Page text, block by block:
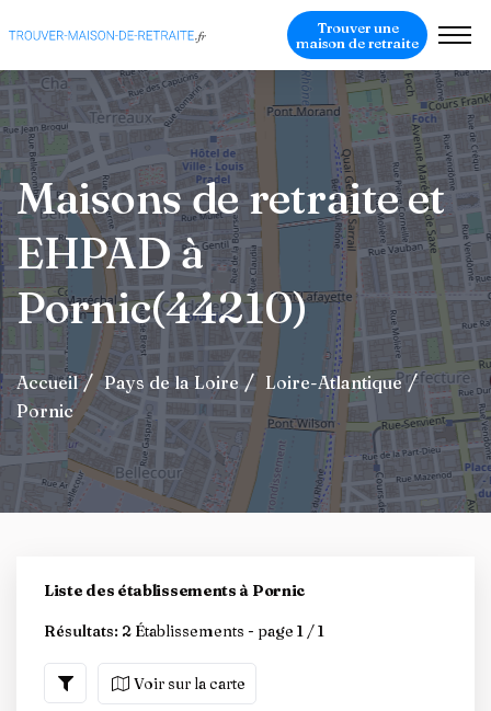
Trouver une
maison de retraite
Maisons de retraite et
EHPAD à
Pornic(44210)
Accueil Pays de la Loire
Loire-Atlantique
Pornic
Liste des établissements à Pornic
Résultats: 2 Établissements - page 1 / 1
Voir sur la carte